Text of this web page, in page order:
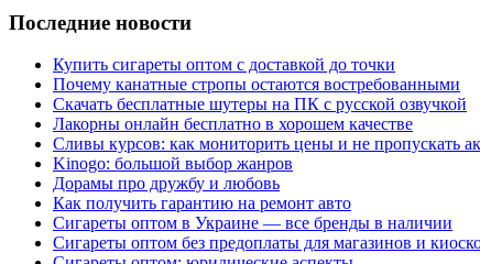
Последние новости
Купить сигареты оптом с доставкой до точки
Почему канатные стропы остаются востребованными
Скачать бесплатные шутеры на ПК с русской озвучкой
Лакорны онлайн бесплатно в хорошем качестве
Сливы курсов: как мониторить цены и не пропускать
Kinogo: большой выбор жанров
Дорамы про дружбу и любовь
Как получить гарантию на ремонт авто
Сигареты оптом в Украине — все бренды в наличии
Сигареты оптом без предоплаты для магазинов и